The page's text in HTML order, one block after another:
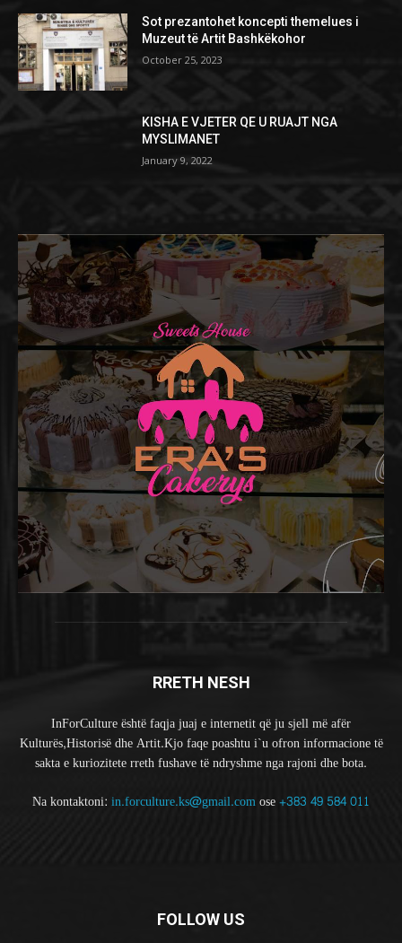
Sot prezantohet koncepti themelues i
Muzeut të Artit Bashkëkohor
October 25, 2023
KISHA E VJETER QE U RUAJT NGA
MYSLIMANET
January 9, 2022
RRETH NESH
InForCulture është faqja juaj e internetit që ju sjell më afër
Kulturës,Historisë dhe Artit.Kjo faqe poashtu i`u ofron informacione të
sakta e kuriozitete rreth fushave të ndryshme nga rajoni dhe bota.
Na kontaktoni: in.forculture.ks@gmail.comose+383 49 584 011
FOLLOW US